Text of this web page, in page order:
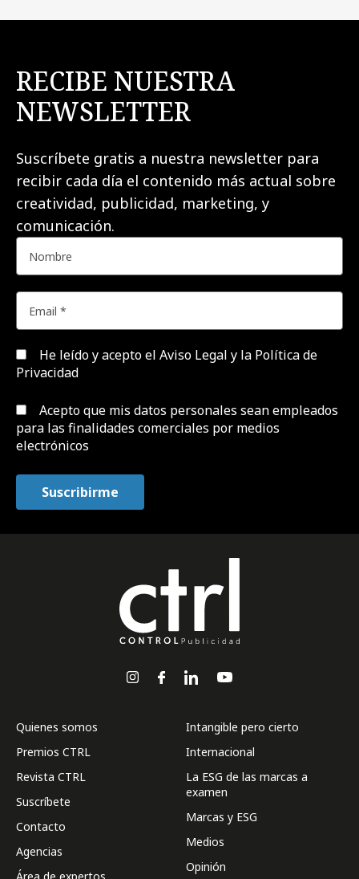
RECIBE NUESTRA
NEWSLETTER
Suscríbete gratis a nuestra newsletter para
recibir cada día el contenido más actual sobre
creatividad, publicidad, marketing, y
comunicación.
He leído y acepto el Aviso Legal y la Política de
Privacidad
Acepto que mis datos personales sean empleados
para las finalidades comerciales por medios
electrónicos
Quienes somos
Premios CTRL
Revista CTRL
Suscríbete
Contacto
Agencias
Intangible pero cierto
Internacional
La ESG de las marcas a
examen
Marcas y ESG
Medios
Opinión